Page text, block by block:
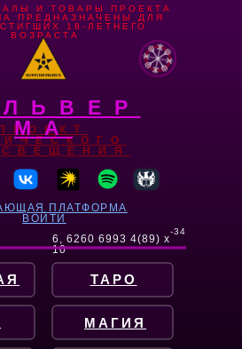
ПРОЕКТ
И ТОВАРЫ ПРОЕКТА
ПРЕДНАЗНАЧЕНЫ ДЛЯ
18-ЛЕТНЕГО
ВОЗРАСТА
6, 6260 6993 4(89) x
10
-34
МА
ПЛАТФОРМА
ВОЙТИ
ТАРО
МАГИЯ